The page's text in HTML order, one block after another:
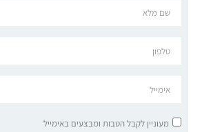
מעוניין לקבל הטבות ומבצעים באימייל